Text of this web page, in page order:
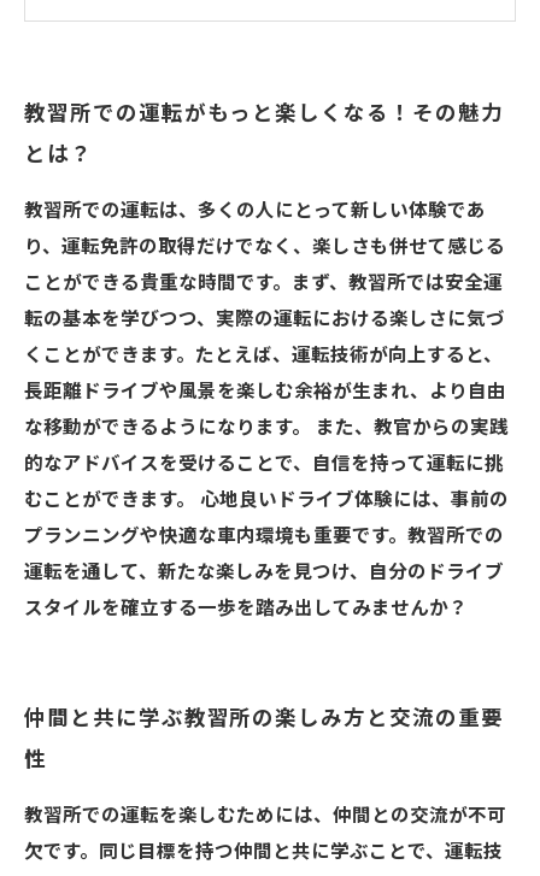
の自信
恐怖心を克服し、心地良いドライブ体験を実現
教習所での時間が教えてくれた、運転の楽しさ
と自由さ
楽しいドライブを実現する第一歩、一緒に踏み
出してみよう！
教習所での運転がもっと楽しくなる！その魅力
とは？
教習所での運転は、多くの人にとって新しい体験であ
り、運転免許の取得だけでなく、楽しさも併せて感じる
ことができる貴重な時間です。まず、教習所では安全運
転の基本を学びつつ、実際の運転における楽しさに気づ
くことができます。たとえば、運転技術が向上すると、
長距離ドライブや風景を楽しむ余裕が生まれ、より自由
な移動ができるようになります。 また、教官からの実践
的なアドバイスを受けることで、自信を持って運転に挑
むことができます。 心地良いドライブ体験には、事前の
プランニングや快適な車内環境も重要です。教習所での
運転を通して、新たな楽しみを見つけ、自分のドライブ
スタイルを確立する一歩を踏み出してみませんか？
仲間と共に学ぶ教習所の楽しみ方と交流の重要
性
教習所での運転を楽しむためには、仲間との交流が不可
欠です。同じ目標を持つ仲間と共に学ぶことで、運転技